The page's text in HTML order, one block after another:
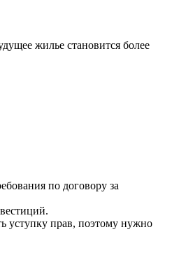
жилье становится более
по договору за
уступку прав, поэтому нужно